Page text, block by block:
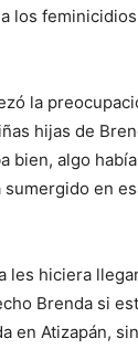
los
la
hijas de
bien, algo había
en
les hiciera
Brenda si
en Atizapán,